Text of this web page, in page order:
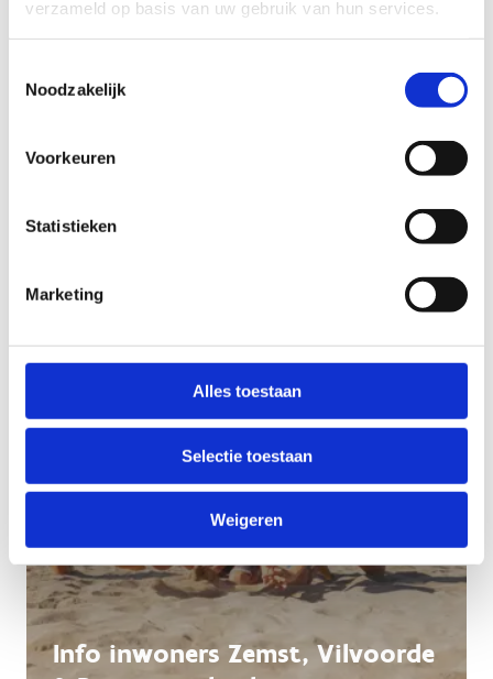
verzameld op basis van uw gebruik van hun services.
Noodzakelijk
Voorkeuren
Statistieken
Marketing
Alles toestaan
Selectie toestaan
Weigeren
Openwaterzwembad
Info inwoners Zemst, Vilvoorde